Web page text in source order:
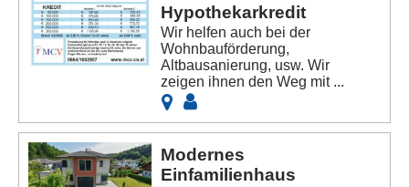
Hypothekarkredit
Wir helfen auch bei der
Wohnbauförderung,
Altbausanierung, usw. Wir
zeigen ihnen den Weg mit ...
Modernes
Einfamilienhaus